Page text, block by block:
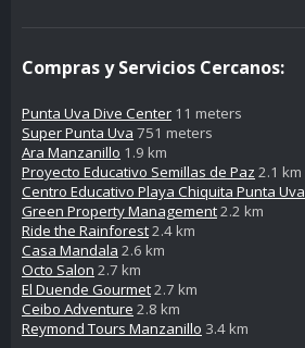
Compras y Servicios Cercanos:
Punta Uva Dive Center 11 meters
Super Punta Uva 751 meters
Ara Manzanillo 1.9 km
Proyecto Educativo Semillas de Paz 2.1 km
Centro Educativo Playa Chiquita Punta Uva
Green Property Management2.2 km
Ride the Rainforest2.4 km
Casa Mandala 2.6 km
Octo Salon 2.7 km
El Duende Gourmet2.7 km
Ceibo Adventure 2.8 km
Reymond Tours Manzanillo 3.4 km